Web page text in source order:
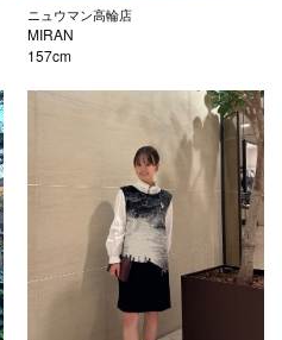
ニュウマン高輪店
MIRAN
157cm